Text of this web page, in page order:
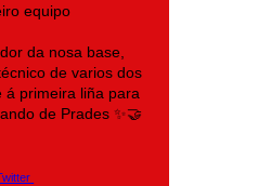
equipo
da nosa base,
de varios dos
á primeira liña para
de Prades ✨🤝